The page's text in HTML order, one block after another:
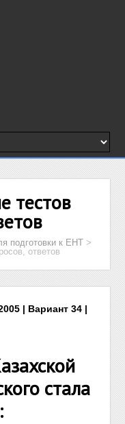
тестов
подготовки к ЕНТ >
ответов
| Вариант 34 |
стала